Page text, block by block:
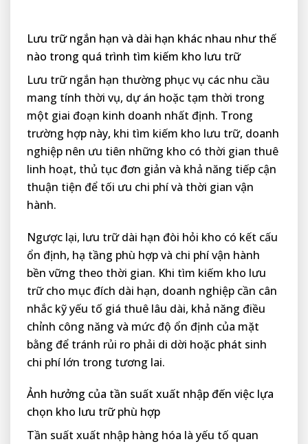
Lưu trữ ngắn hạn và dài hạn khác nhau như thế
nào trong quá trình tìm kiếm kho lưu trữ
Lưu trữ ngắn hạn thường phục vụ các nhu cầu
mang tính thời vụ, dự án hoặc tạm thời trong
một giai đoạn kinh doanh nhất định. Trong
trường hợp này, khi tìm kiếm kho lưu trữ, doanh
nghiệp nên ưu tiên những kho có thời gian thuê
linh hoạt, thủ tục đơn giản và khả năng tiếp cận
thuận tiện để tối ưu chi phí và thời gian vận
hành.
Ngược lại, lưu trữ dài hạn đòi hỏi kho có kết cấu
ổn định, hạ tầng phù hợp và chi phí vận hành
bền vững theo thời gian. Khi tìm kiếm kho lưu
trữ cho mục đích dài hạn, doanh nghiệp cần cân
nhắc kỹ yếu tố giá thuê lâu dài, khả năng điều
chỉnh công năng và mức độ ổn định của mặt
bằng để tránh rủi ro phải di dời hoặc phát sinh
chi phí lớn trong tương lai.
Ảnh hưởng của tần suất xuất nhập đến việc lựa
chọn kho lưu trữ phù hợp
Tần suất xuất nhập hàng hóa là yếu tố quan